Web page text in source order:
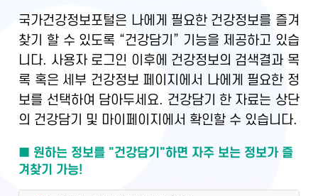
국가건강정보포털은 나에게 필요한 건강정보를 즐겨
찾기 할 수 있도록 “건강담기” 기능을 제공하고 있습
니다. 사용자 로그인 이후에 건강정보의 검색결과 목
록 혹은 세부 건강정보 페이지에서 나에게 필요한 정
보를 선택하여 담아두세요. 건강담기 한 자료는 상단
의 건강담기 및 마이페이지에서 확인할 수 있습니다.
■ 원하는 정보를 "건강담기"하면 자주 보는 정보가 즐
겨찾기 가능!